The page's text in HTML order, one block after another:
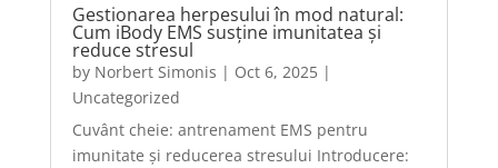
Gestionarea herpesului în mod natural:
Cum iBody EMS susține imunitatea și
reduce stresul
by Norbert Simonis | Oct 6, 2025|
Uncategorized
Cuvânt cheie: antrenament EMS pentru
imunitate și reducerea stresului Introducere: